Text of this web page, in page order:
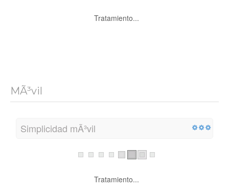
Tratamiento...
MÃ³vil
Simplicidad mÃ³vil
Tratamiento...